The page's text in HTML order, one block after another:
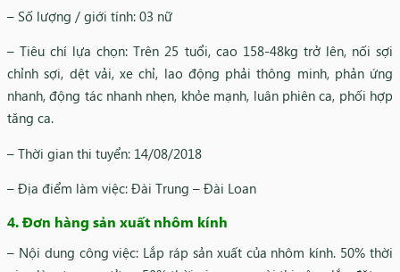
– Số lượng / giới tính: 03 nữ
– Tiêu chí lựa chọn: Trên 25 tuổi, cao 158-48kg trở lên, nối sợi
chỉnh sợi, dệt vải, xe chỉ, lao động phải thông minh, phản ứng
nhanh, động tác nhanh nhẹn, khỏe mạnh, luân phiên ca, phối hợp
tăng ca.
– Thời gian thi tuyển: 14/08/2018
– Địa điểm làm việc: Đài Trung – Đài Loan
4. Đơn hàng sản xuất nhôm kính
– Nội dung công việc: Lắp ráp sản xuất của nhôm kính. 50% thời